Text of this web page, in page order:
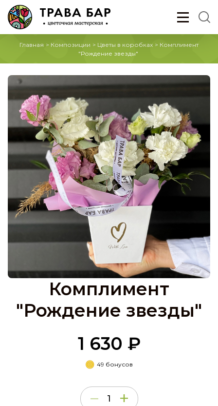
Главная > Композиции > Цветы в коробках > Комплимент
"Рождение звезды"
Комплимент
"Рождение звезды"
1 630 ₽
49 бонусов